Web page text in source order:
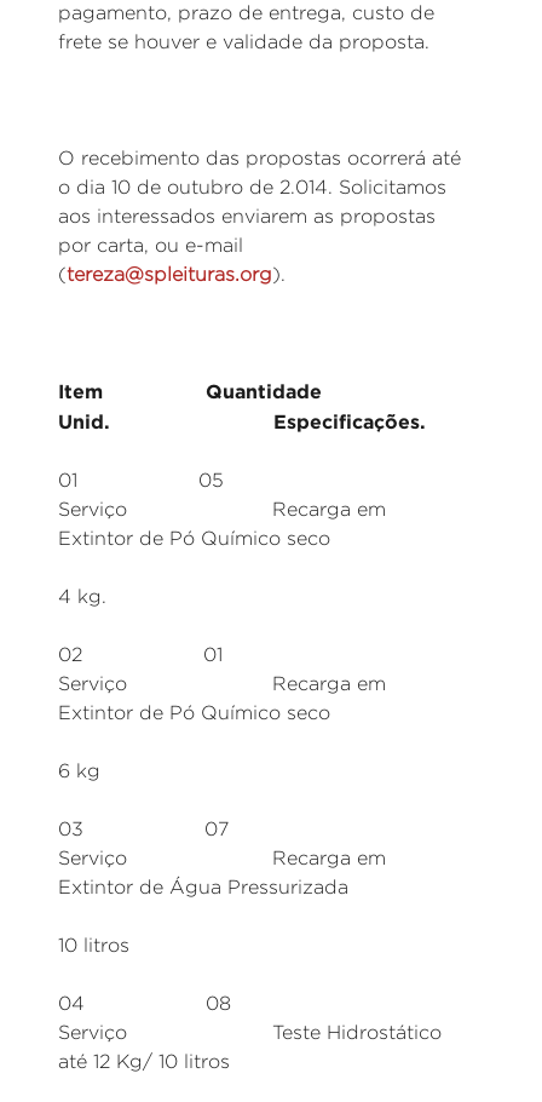
pagamento, prazo de entrega, custo de
frete se houver e validade da proposta.
O recebimento das propostas ocorrerá até
o dia 10 de outubro de 2.014. Solicitamos
aos interessados enviarem as propostas
por carta, ou e-mail
(tereza@spleituras.org).
Item Quantidade
Unid. Especificações.
01 05
Serviço Recarga em
Extintor de Pó Químico seco
4 kg.
02 01
Serviço Recarga em
Extintor de Pó Químico seco
6 kg
03 07
Serviço Recarga em
Extintor de Água Pressurizada
10 litros
04 08
Serviço Teste Hidrostático
até 12 Kg/ 10 litros